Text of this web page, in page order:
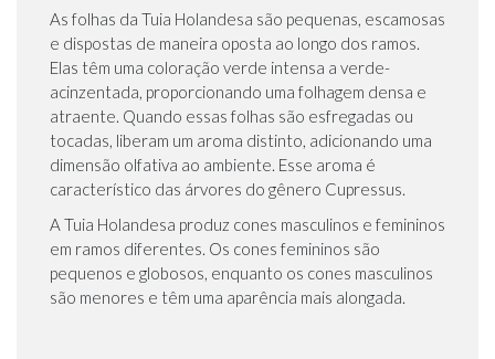
As folhas da Tuia Holandesa são pequenas, escamosas
e dispostas de maneira oposta ao longo dos ramos.
Elas têm uma coloração verde intensa a verde-
acinzentada, proporcionando uma folhagem densa e
atraente. Quando essas folhas são esfregadas ou
tocadas, liberam um aroma distinto, adicionando uma
dimensão olfativa ao ambiente. Esse aroma é
característico das árvores do gênero Cupressus.
A Tuia Holandesa produz cones masculinos e femininos
em ramos diferentes. Os cones femininos são
pequenos e globosos, enquanto os cones masculinos
são menores e têm uma aparência mais alongada.